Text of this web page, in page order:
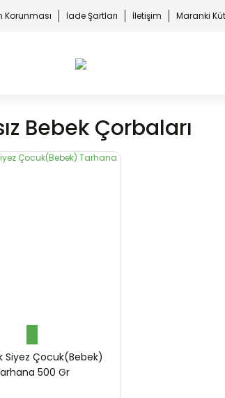
Korunması İade Şartları İletişim Maranki
Bebek Çorbaları
Siyez Çocuk(Bebek)
500 Gr